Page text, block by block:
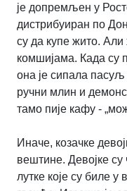
је допремљен у
дистрибуиран по
су да купе жито.
комшијама. Када су
она је сипала
ручни млин и
тамо пије кафу -
Иначе, козачке
вештине. Девојке
лутке које су биле